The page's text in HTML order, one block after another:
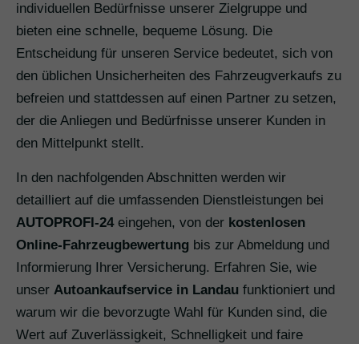
individuellen Bedürfnisse unserer Zielgruppe und
bieten eine schnelle, bequeme Lösung. Die
Entscheidung für unseren Service bedeutet, sich von
den üblichen Unsicherheiten des Fahrzeugverkaufs zu
befreien und stattdessen auf einen Partner zu setzen,
der die Anliegen und Bedürfnisse unserer Kunden in
den Mittelpunkt stellt.
In den nachfolgenden Abschnitten werden wir
detailliert auf die umfassenden Dienstleistungen bei
AUTOPROFI-24eingehen, von der kostenlosen
Online-Fahrzeugbewertung bis zur Abmeldung und
Informierung Ihrer Versicherung. Erfahren Sie, wie
unser Autoankaufservice in Landau funktioniert und
warum wir die bevorzugte Wahl für Kunden sind, die
Wert auf Zuverlässigkeit, Schnelligkeit und faire